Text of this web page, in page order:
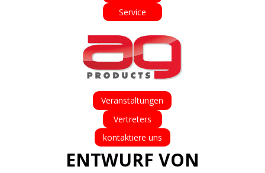
Service
Veranstaltungen
Vertreters
kontaktiere uns
ENTWURF VON